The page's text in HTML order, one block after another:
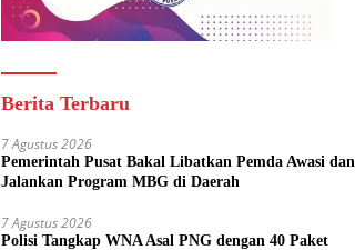
Berita Terbaru
7 Agustus 2026
Pemerintah Pusat Bakal Libatkan Pemda Awasi dan
Jalankan Program MBG di Daerah
7 Agustus 2026
Polisi Tangkap WNA Asal PNG dengan 40 Paket